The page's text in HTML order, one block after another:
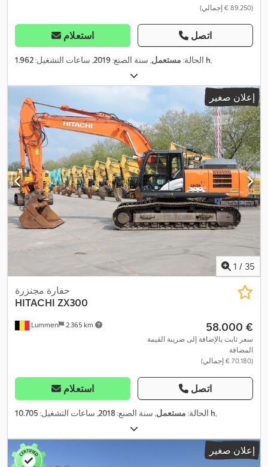
(‏89.250 € إجمالي)
استعلام اتصل
الحالة: مستعمل, سنة الصنع:2019, ساعات التشغيل: 1.962 h,
إعلان صغير
1 / 35
Lummen 2.365 km
حفارة مجنزرة
HITACHI ZX300
‏58.000 €
سعر ثابت بالإضافة إلى ضريبة القيمة
المضافة
(‏70.180 € إجمالي)
استعلام اتصل
الحالة: مستعمل, سنة الصنع:2018, ساعات التشغيل: 10.705 h,
إعلان صغير